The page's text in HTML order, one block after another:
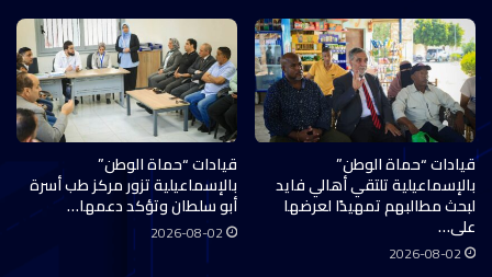
قيادات “حماة الوطن”
بالإسماعيلية تلتقي أهالي فايد
لبحث مطالبهم تمهيدًا لعرضها
على…
2026-08-02
قيادات “حماة الوطن”
بالإسماعيلية تزور مركز طب أسرة
أبو سلطان وتؤكد دعمها…
2026-08-02